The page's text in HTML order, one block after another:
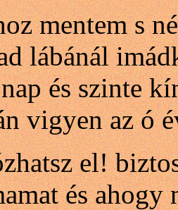
mentem s
lábánál
és szinte
vigyen az ó
el!
és ahogy